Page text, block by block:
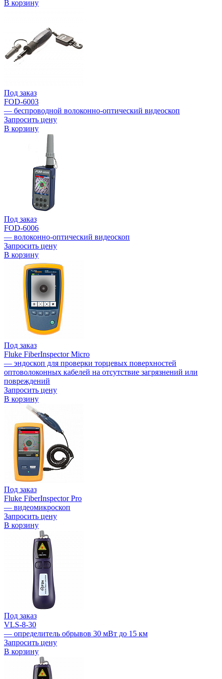
В корзину
Под заказ
FOD-6003
— беспроводной волоконно-оптический видеоскоп
Запросить цену
В корзину
Под заказ
FOD-6006
— волоконно-оптический видеоскоп
Запросить цену
В корзину
Под заказ
Fluke FiberInspector Micro
— эндоскоп для проверки торцевых поверхностей
оптоволоконных кабелей на отсутствие загрязнений или
повреждений
Запросить цену
В корзину
Под заказ
Fluke FiberInspector Pro
— видеомикроскоп
Запросить цену
В корзину
Под заказ
VLS-8-30
— определитель обрывов 30 мВт до 15 км
Запросить цену
В корзину